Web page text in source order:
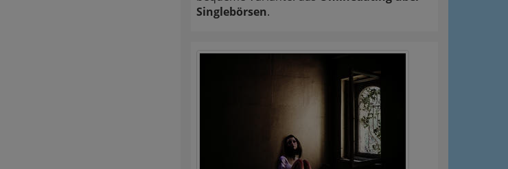
Singlebörsen.